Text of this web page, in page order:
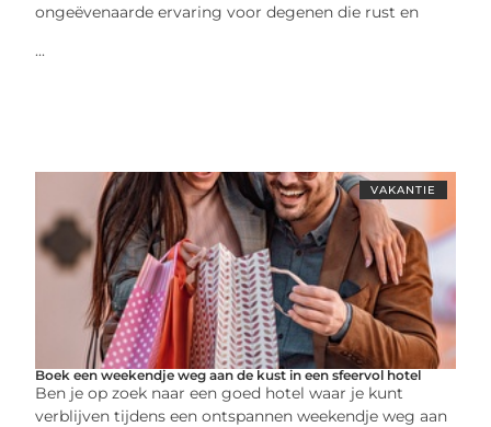
ongeëvenaarde ervaring voor degenen die rust en
...
VAKANTIE
Boek een weekendje weg aan de kust in een sfeervol hotel
Ben je op zoek naar een goed hotel waar je kunt
verblijven tijdens een ontspannen weekendje weg aan